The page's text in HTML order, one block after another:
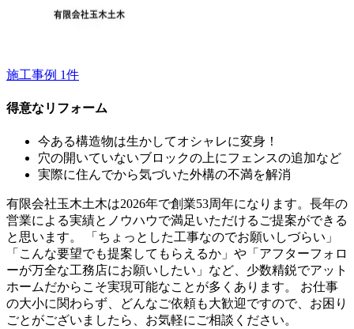
施工事例 1件
得意なリフォーム
今ある構造物は生かしてオシャレに変身！
穴の開いていないブロックの上にフェンスの追加など
実際に住んでから気づいた外構の不満を解消
有限会社玉木土木は2026年で創業53周年になります。長年の
営業による実績とノウハウで満足いただけるご提案ができる
と思います。 「ちょっとした工事なのでお願いしづらい」
「こんな要望でも提案してもらえるか」や「アフターフォロ
ーが万全な工務店にお願いしたい」など、少数精鋭でアット
ホームだからこそ実現可能なことが多くあります。 お仕事
の大小に関わらず、どんなご依頼も大歓迎ですので、お困り
ごとがございましたら、お気軽にご相談ください。